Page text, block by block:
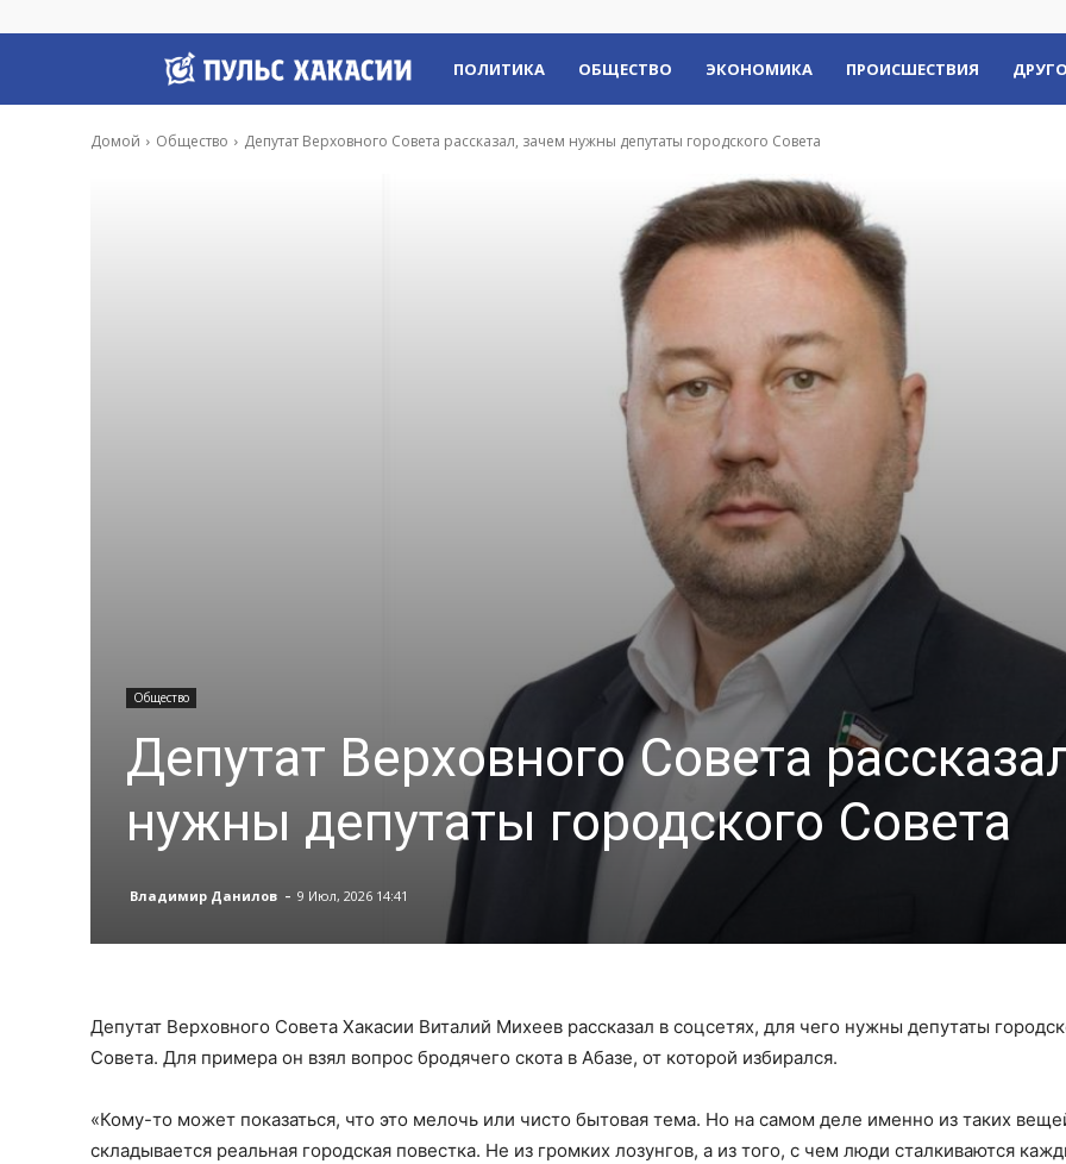
Пульс
Хакасии
ПОЛИТИКА ОБЩЕСТВО ЭКОНОМИКА ПРОИСШЕСТВИЯ
Домой Общество Депутат Верховного Совета рассказал, зачем нужны депутаты городского Совета
Общество
Депутат Верховного Совета
нужны депутаты городского Совета
Владимир Данилов - 9 Июл, 2026 14:41
Депутат Верховного Совета Хакасии Виталий Михеев рассказал в соцсетях, для чего нужны депутаты
Совета. Для примера он взял вопрос бродячего скота в Абазе, от которой избирался.
«Кому-то может показаться, что это мелочь или чисто бытовая тема. Но на самом деле именно из таких
складывается реальная городская повестка. Не из громких лозунгов, а из того, с чем люди сталкиваются